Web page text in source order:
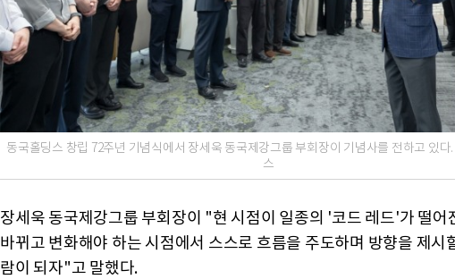
동국홀딩스 창립 72주년 기념식에서 장세욱 동국제강그룹 부회장이 기념사를 전하고 있다
스
장세욱 동국제강그룹 부회장이 "현 시점이 일종의 '코드 레드'가 떨어
바뀌고 변화해야 하는 시점에서 스스로 흐름을 주도하며 방향을 제시
람이 되자"고 말했다.